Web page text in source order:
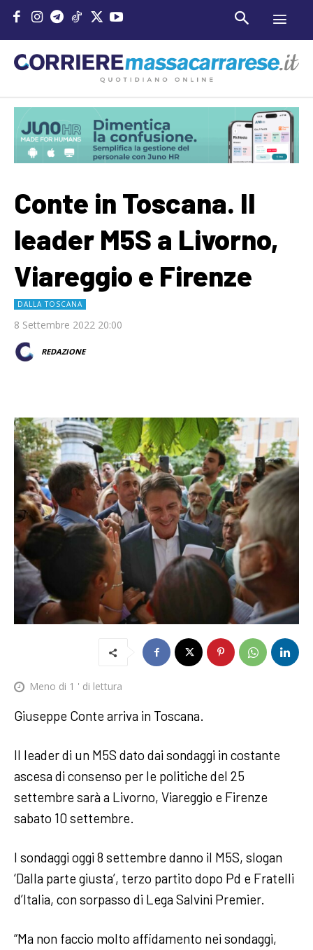
Conte in Toscana. Il
leader M5S a Livorno,
Viareggio e Firenze
DALLA TOSCANA
8 Settembre 2022 20:00
REDAZIONE
Meno di 1 ' di lettura
Giuseppe Conte arriva in Toscana.
Il leader di un M5S dato dai sondaggi in costante
ascesa di consenso per le politiche del 25
settembre sarà a Livorno, Viareggio e Firenze
sabato 10 settembre.
I sondaggi oggi 8 settembre danno il M5S, slogan
‘Dalla parte giusta’, terzo partito dopo Pd e Fratelli
d’Italia, con sorpasso di Lega Salvini Premier.
“Ma non faccio molto affidamento nei sondaggi,